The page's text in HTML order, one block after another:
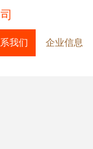
我们 企业信息